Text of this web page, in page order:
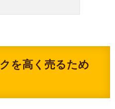
を高く売るため